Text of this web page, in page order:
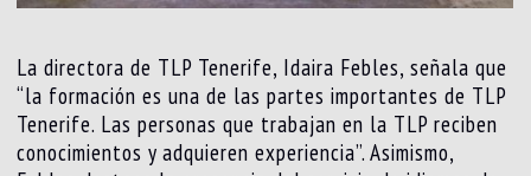
La directora de TLP Tenerife, Idaira Febles, señala que
“la formación es una de las partes importantes de TLP
Tenerife. Las personas que trabajan en la TLP reciben
conocimientos y adquieren experiencia”. Asimismo,